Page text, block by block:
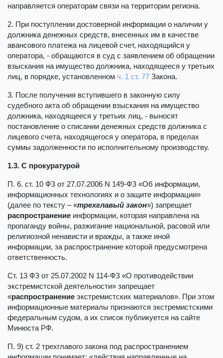
направляется операторам связи на территории региона.
2. При поступлении достоверной информации о наличии у
должника денежных средств, внесенных им в качестве
авансового платежа на лицевой счет, находящийся у
оператора, - обращаются в суд с заявлением об обращении
взыскания на имущество должника, находящееся у третьих
лиц, в порядке, установленном ч. 1 ст. 77 Закона.
3. После получения вступившего в законную силу
судебного акта об обращении взыскания на имущество
должника, находящееся у третьих лиц, - выносят
постановление о списании денежных средств должника с
лицевого счета, находящегося у оператора, в пределах
суммы задолженности по исполнительному производству.
1.3. С прокуратурой
П. 6. ст. 10 ФЗ от 27.07.2006 N 149-ФЗ «Об информации,
информационных технологиях и о защите информации»
(далее по тексту – «трехглавый закон») запрещает
распространение информации, которая направлена на
пропаганду войны, разжигание национальной, расовой или
религиозной ненависти и вражды, а также иной
информации, за распространение которой предусмотрена
ответственность.
Ст. 13 ФЗ от 25.07.2002 N 114-ФЗ «О противодействии
экстремистской деятельности» запрещает
«распространение экстремистских материалов». При этом
информационные материалы признаются экстремистскими
федеральным судом, а их список публикуется на сайте
Минюста РФ.
П. 9) ст. 2 трехглавого закона под распространением